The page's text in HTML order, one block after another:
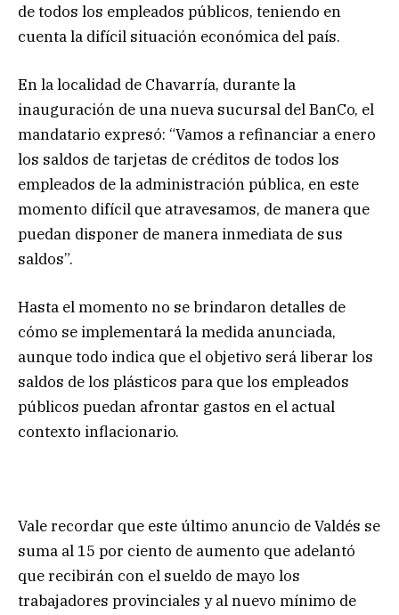
de todos los empleados públicos, teniendo en
cuenta la difícil situación económica del país.
En la localidad de Chavarría, durante la
inauguración de una nueva sucursal del BanCo, el
mandatario expresó: “Vamos a refinanciar a enero
los saldos de tarjetas de créditos de todos los
empleados de la administración pública, en este
momento difícil que atravesamos, de manera que
puedan disponer de manera inmediata de sus
saldos”.
Hasta el momento no se brindaron detalles de
cómo se implementará la medida anunciada,
aunque todo indica que el objetivo será liberar los
saldos de los plásticos para que los empleados
públicos puedan afrontar gastos en el actual
contexto inflacionario.
Vale recordar que este último anuncio de Valdés se
suma al 15 por ciento de aumento que adelantó
que recibirán con el sueldo de mayo los
trabajadores provinciales y al nuevo mínimo de